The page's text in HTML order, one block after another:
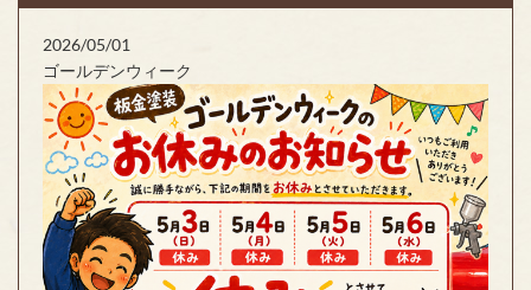
2026/05/01
ゴールデンウィーク